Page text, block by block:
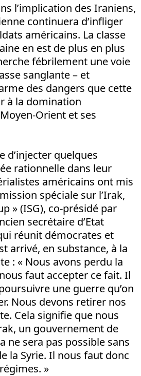
l’implication des Iraniens,
continuera d’infliger
américains. La classe
en est de plus en plus
fébrilement une voie
sanglante – et
des dangers que cette
à la domination
Orient et ses
d’injecter quelques
rationnelle dans leur
américains ont mis
spéciale sur l’Irak,
» (ISG), co-présidé par
secrétaire d’Etat
réunit démocrates et
arrivé, en substance, à la
: « Nous avons perdu la
faut accepter ce fait. Il
une guerre qu’on
Nous devons retirer nos
Cela signifie que nous
un gouvernement de
ne sera pas possible sans
la Syrie. Il nous faut donc
»